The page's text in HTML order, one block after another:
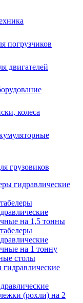
погрузчиков
двигателей
колеса
грузовиков
гидравлические
на 1,5 тонны
на 1 тонну
столы
гидравлические
(рохли) на 2